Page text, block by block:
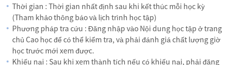
Thời gian : Thời gian nhất định sau khi kết thúc mỗi học kỳ
(Tham khảo thông báo và lịch trình học tập)
Phương pháp tra cứu : Đăng nhập vào Nội dung học tập ở trang
chủ Cao học để có thể kiểm tra, và phải đánh giá chất lượng giờ
học trước mới xem được.
Khiếu nại : Sau khi xem thành tích nếu có khiếu nại, phải đăng